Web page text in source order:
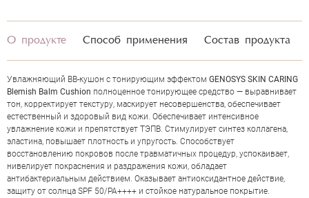
О продукте Способ применения Состав продукта
Увлажняющий ВВ-кушон с тонирующим эффектом GENOSYS SKIN CARING
Blemish Balm Cushion полноценное тонирующее средство — выравнивает
тон, корректирует текстуру, маскирует несовершенства, обеспечивает
естественный и здоровый вид кожи. Обеспечивает интенсивное
увлажнение кожи и препятствует ТЭПВ. Стимулирует синтез коллагена,
эластина, повышает плотность и упругость. Способствует
восстановлению покровов после травматичных процедур, успокаивает,
нивелирует покраснения и раздражения кожи, обладает
антибактериальным действием. Оказывает антиоксидантное действие,
защиту от солнца SPF 50/PA++++ и стойкое натуральное покрытие.